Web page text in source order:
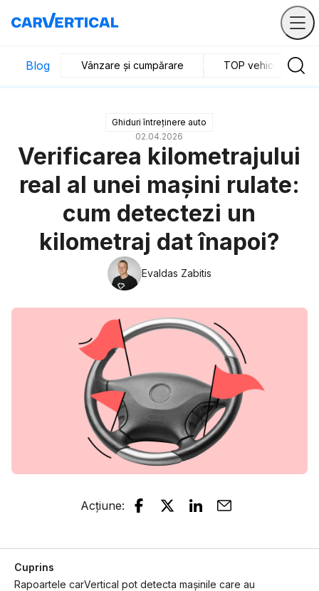
Blog Vânzare și cumpărare TOP vehicule
Ghiduri întreținere auto
02.04.2026
Verificarea kilometrajului
real al unei mașini rulate:
cum detectezi un
kilometraj dat înapoi?
Evaldas Zabitis
Acțiune:
Cuprins
Rapoartele carVertical pot detecta mașinile care au